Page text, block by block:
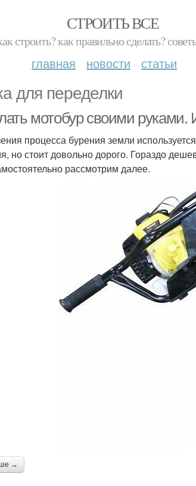
СТРОИТЬ ВСЕ
строить? как правильно сделать?
главная новости статьи
для переделки
мотобур своими руками.
процесса бурения земли
но стоит довольно дорого. Гораздо
рассмотрим далее.
→